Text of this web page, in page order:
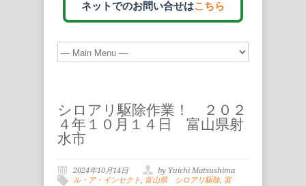
ネットでのお問い合せはこちら
シロアリ駆除作業！ ２０２
４年１０月１４日 富山県射
水市
2024年10月14日
by Yuichi Matsushima
ル・ア・インセクト, 富山県 シロアリ駆除, 富